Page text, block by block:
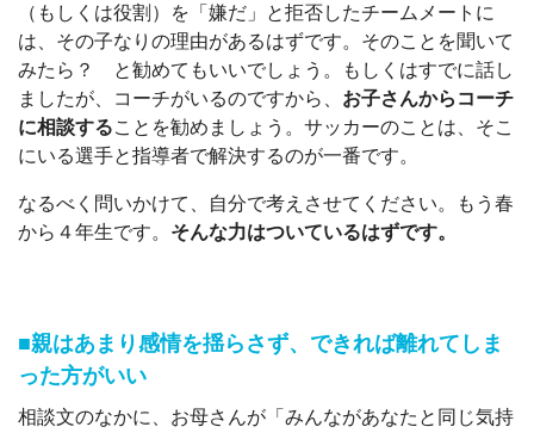
（もしくは役割）を「嫌だ」と拒否したチームメートに
は、その子なりの理由があるはずです。そのことを聞いて
みたら？ と勧めてもいいでしょう。もしくはすでに話し
ましたが、コーチがいるのですから、 お子さんからコーチ
に相談することを勧めましょう。サッカーのことは、そこ
にいる選手と指導者で解決するのが一番です。
なるべく問いかけて、自分で考えさせてください。もう春
から４年生です。 そんな力はついているはずです。
■親はあまり感情を揺らさず、できれば離れてしま
った方がいい
相談文のなかに、お母さんが「みんながあなたと同じ気持